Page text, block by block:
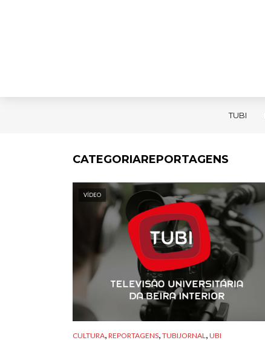
TUBI
CATEGORIAREPORTAGENS
VÍDEO
CULTURA, REPORTAGENS, TUBIJORNAL, UBI